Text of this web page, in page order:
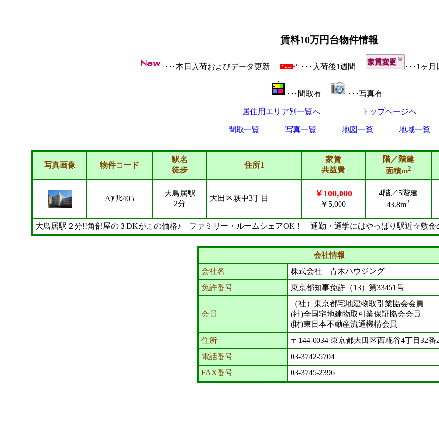
賃料10万円台物件情報
･･･本日入荷およびデータ更新 ･･･入荷後1週間 ･･･1ヶ
･･･間取有 ･･･写真有
居住用エリア別一覧へ トップページへ
間取一覧 写真一覧 地図一覧 地域一覧
写真画像 物件コード
駅名
徒歩
住所1
家賃
共益費
階／階建
面積m2
Aｱｻﾋ405
大鳥居駅
2分
大田区萩中3丁目 ￥100,000
￥5,000
4階／5階建
43.8m2
大鳥居駅２分!!角部屋の３DKがこの価格♪ ファミリー・ルームシェアOK！ 通勤・通学にはやっぱり駅近☆敷金
会社情報
会社名
株式会社 青木ハウジング
免許番号
東京都知事免許（13）第33451号
会員
（社）東京都宅地建物取引業協会会員
(社)全国宅地建物取引業保証協会会員
(財)東日本不動産流通機構会員
住所
〒144-0034 東京都大田区西糀谷4丁目32番
電話番号
03-3742-5704
FAX番号
03-3745-2396